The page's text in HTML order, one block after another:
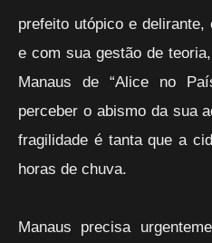
prefeito utópico e delirante,
e com sua gestão de
Manaus de “Alice no
perceber o abismo da sua
fragilidade é tanta que a
horas de chuva.
Manaus precisa